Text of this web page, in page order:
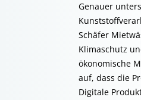
Genauer
Schäfer
Klimaschutz
ökonomische
auf, dass die
Digitale